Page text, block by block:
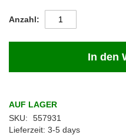
Anzahl
In den
AUF LAGER
SKU
557931
Lieferzeit 3-5 days